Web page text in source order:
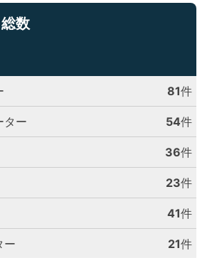
数
81件
ター 54件
36件
23件
41件
ー 21件